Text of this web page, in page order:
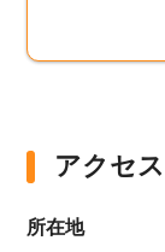
アクセス
所在地